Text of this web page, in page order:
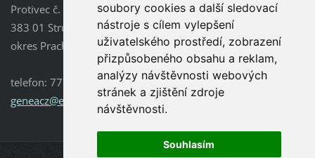
soubory cookies a další sledovací
nástroje s cílem vylepšení
uživatelského prostředí, zobrazení
přizpůsobeného obsahu a reklam,
analýzy návštěvnosti webových
stránek a zjištění zdroje
návštěvnosti.
Souhlasím
Protivec č. 11
383 01 Strunkovice nad Blanicí
okres Prachatice
telefon: 777 168 999
geneacz@email.cz